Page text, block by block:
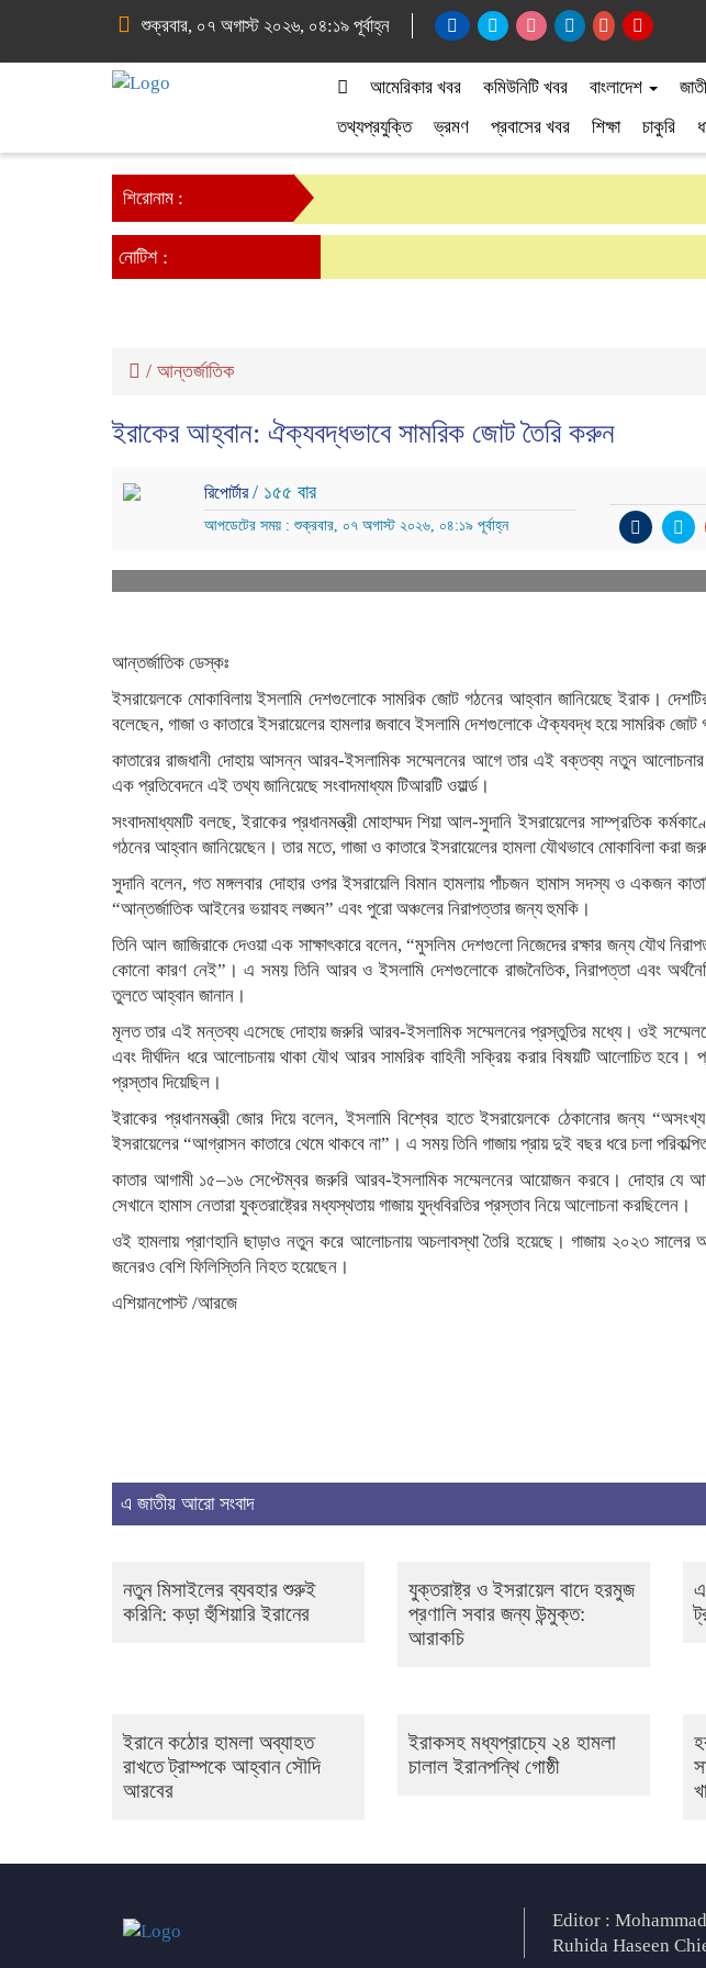
শুক্রবার, ০৭ অগাস্ট ২০২৬, ০৪:১৯ পূর্বাহ্ন
আমেরিকার খবর কমিউনিটি খবর বাংলাদেশ
তথ্যপ্রযুক্তি
ভ্রমণ প্রবাসের খবর শিক্ষা চাকুরি
শিরোনাম :
নোটিশ :
/ আন্তর্জাতিক
ইরাকের আহ্বান: ঐক্যবদ্ধভাবে সামরিক জোট তৈরি করুন
রিপোর্টার/ ১৫৫ বার
আপডেটের সময় : শুক্রবার, ০৭ অগাস্ট ২০২৬, ০৪:১৯ পূর্বাহ্ন
আন্তর্জাতিক ডেস্কঃ
ইসরায়েলকে মোকাবিলায় ইসলামি দেশগুলোকে সামরিক জোট গঠনের আহ্বান জানিয়েছে ইরাক। দেশটির
বলেছেন, গাজা ও কাতারে ইসরায়েলের হামলার জবাবে ইসলামি দেশগুলোকে ঐক্যবদ্ধ হয়ে সামরিক
কাতারের রাজধানী দোহায় আসন্ন আরব-ইসলামিক সম্মেলনের আগে তার এই বক্তব্য নতুন আলোচনার
এক প্রতিবেদনে এই তথ্য জানিয়েছে সংবাদমাধ্যম টিআরটি ওয়ার্ল্ড।
সংবাদমাধ্যমটি বলছে, ইরাকের প্রধানমন্ত্রী মোহাম্মদ শিয়া আল-সুদানি ইসরায়েলের সাম্প্রতিক
গঠনের আহ্বান জানিয়েছেন। তার মতে, গাজা ও কাতারে ইসরায়েলের হামলা যৌথভাবে মোকাবিলা করা
সুদানি বলেন, গত মঙ্গলবার দোহার ওপর ইসরায়েলি বিমান হামলায় পাঁচজন হামাস সদস্য ও একজন
“আন্তর্জাতিক আইনের ভয়াবহ লঙ্ঘন” এবং পুরো অঞ্চলের নিরাপত্তার জন্য হুমকি।
তিনি আল জাজিরাকে দেওয়া এক সাক্ষাৎকারে বলেন, “মুসলিম দেশগুলো নিজেদের রক্ষার জন্য যৌথ
কোনো কারণ নেই”। এ সময় তিনি আরব ও ইসলামি দেশগুলোকে রাজনৈতিক, নিরাপত্তা এবং
তুলতে আহ্বান জানান।
মূলত তার এই মন্তব্য এসেছে দোহায় জরুরি আরব-ইসলামিক সম্মেলনের প্রস্তুতির মধ্যে। ওই সম্মেলনে
এবং দীর্ঘদিন ধরে আলোচনায় থাকা যৌথ আরব সামরিক বাহিনী সক্রিয় করার বিষয়টি আলোচিত
প্রস্তাব দিয়েছিল।
ইরাকের প্রধানমন্ত্রী জোর দিয়ে বলেন, ইসলামি বিশ্বের হাতে ইসরায়েলকে ঠেকানোর জন্য
ইসরায়েলের “আগ্রাসন কাতারে থেমে থাকবে না”। এ সময় তিনি গাজায় প্রায় দুই বছর ধরে চলা
কাতার আগামী ১৫–১৬ সেপ্টেম্বর জরুরি আরব-ইসলামিক সম্মেলনের আয়োজন করবে। দোহার যে
সেখানে হামাস নেতারা যুক্তরাষ্ট্রের মধ্যস্থতায় গাজায় যুদ্ধবিরতির প্রস্তাব নিয়ে আলোচনা করছিলেন।
ওই হামলায় প্রাণহানি ছাড়াও নতুন করে আলোচনায় অচলাবস্থা তৈরি হয়েছে। গাজায় ২০২৩ সালের
জনেরও বেশি ফিলিস্তিনি নিহত হয়েছেন।
এশিয়ানপোস্ট /আরজে
এ জাতীয় আরো সংবাদ
নতুন মিসাইলের ব্যবহার শুরুই
করিনি: কড়া হুঁশিয়ারি ইরানের
যুক্তরাষ্ট্র ও ইসরায়েল বাদে হরমুজ
প্রণালি সবার জন্য উন্মুক্ত:
আরাকচি
ইরানে কঠোর হামলা অব্যাহত
রাখতে ট্রাম্পকে আহ্বান সৌদি
আরবের
ইরাকসহ মধ্যপ্রাচ্যে ২৪ হামলা
চালাল ইরানপন্থি গোষ্ঠী
Editor :
Ruhida Haseen